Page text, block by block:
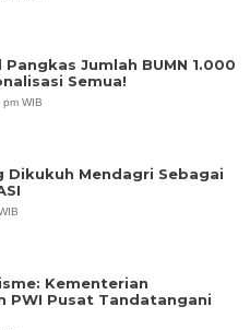
Jumlah BUMN 1.000
Semua!
WIB
Dikukuh Mendagri Sebagai
Kementerian
PWI Pusat Tandatangani